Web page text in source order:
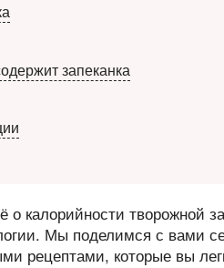
запеканка
о калорийности творожной
Мы поделимся с вами
рецептами, которые вы